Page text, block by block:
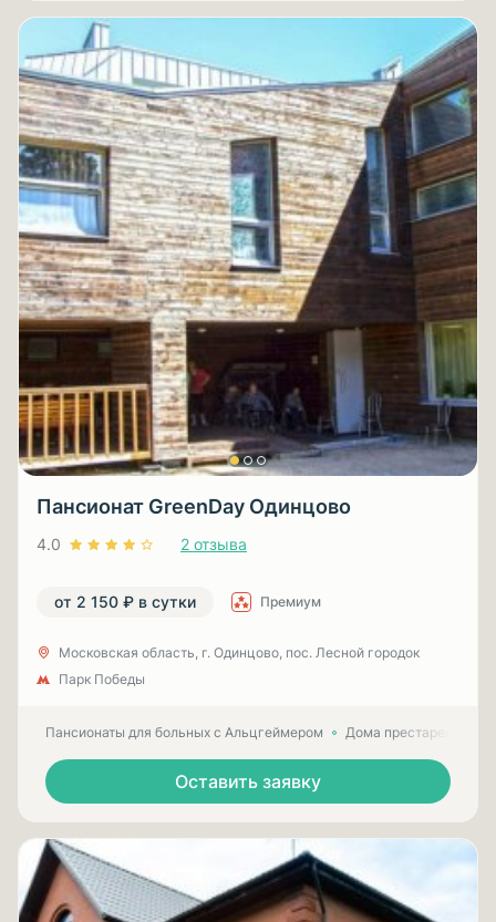
Пансионат GreenDay Одинцово
4.0 2 отзыва
от 2 150 ₽ в сутки Премиум
Московская область, г. Одинцово, пос. Лесной городок
Парк Победы
Пансионаты для больных с Альцгеймером Дома престарелых
Оставить заявку